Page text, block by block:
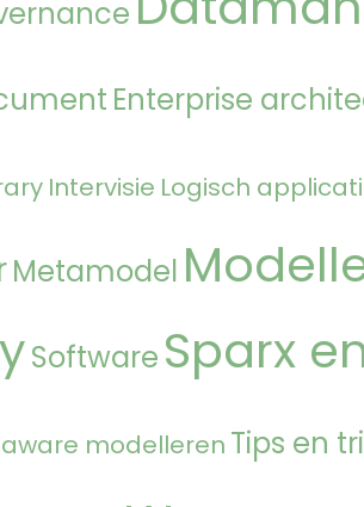
Enterprise
Intervisie Logisch
Metamodel
Software Sparx
modelleren Tips en